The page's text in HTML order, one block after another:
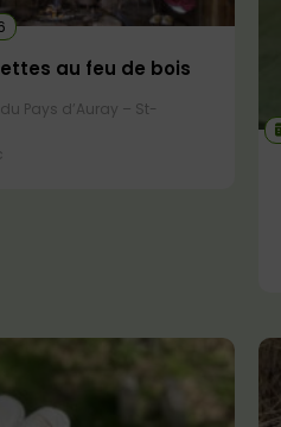
au feu de bois
Pays d’Auray – St-